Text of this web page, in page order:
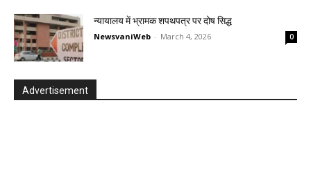
न्यायालय में भ्रामक शपथपत्र पर दोष सिद्ध
NewsvaniWeb - March 4, 2026 0
Advertisement